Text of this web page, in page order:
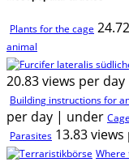
Plants for the cage
animal
20.83 views per day
Building instructions for
per day | under
Parasites 13.83
Where